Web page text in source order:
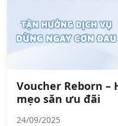
Voucher Reborn –
mẹo săn ưu đãi
24/09/2025